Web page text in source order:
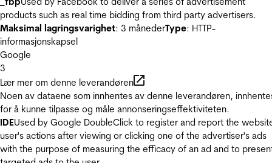
products such as real time bidding from third party advertisers.
Maksimal lagringsvarighet: 3 månederType: HTTP-
informasjonskapsel
Google
3
Lær mer om denne leverandøren
Noen av dataene som innhentes av denne leverandøren,
for å kunne tilpasse og måle annonseringseffektiviteten.
IDEUsed by Google DoubleClick to register and report the
user's actions after viewing or clicking one of the advertiser's ads
with the purpose of measuring the efficacy of an ad and to